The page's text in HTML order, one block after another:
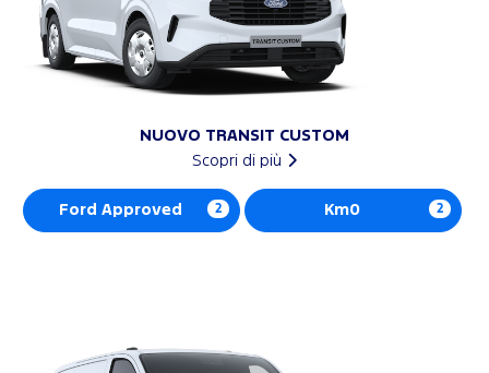
NUOVO TRANSIT CUSTOM
Scopri di più
Ford Approved 2 Km0 2